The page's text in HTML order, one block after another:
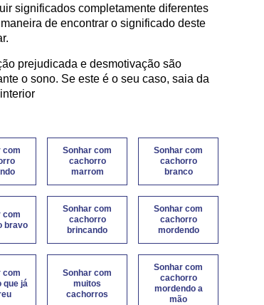
significados completamente diferentes
de encontrar o significado deste
prejudicada e desmotivação são
o sono. Se este é o seu caso, saia da
com
Sonhar com
cachorro
marrom
Sonhar com
cachorro
branco
com
bravo
Sonhar com
cachorro
brincando
Sonhar com
cachorro
mordendo
com
que já
Sonhar com
muitos
cachorros
Sonhar com
cachorro
mordendo a
mão